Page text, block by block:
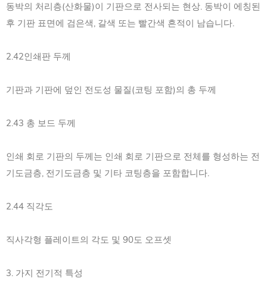
동박의 처리층(산화물)이 기판으로 전사되는 현상. 동박이 에칭된
후 기판 표면에 검은색, 갈색 또는 빨간색 흔적이 남습니다.
2.42인쇄판 두께
기판과 기판에 덮인 전도성 물질(코팅 포함)의 총 두께
2.43 총 보드 두께
인쇄 회로 기판의 두께는 인쇄 회로 기판으로 전체를 형성하는 전
기도금층, 전기도금층 및 기타 코팅층을 포함합니다.
2.44 직각도
직사각형 플레이트의 각도 및 90도 오프셋
3. 가지 전기적 특성